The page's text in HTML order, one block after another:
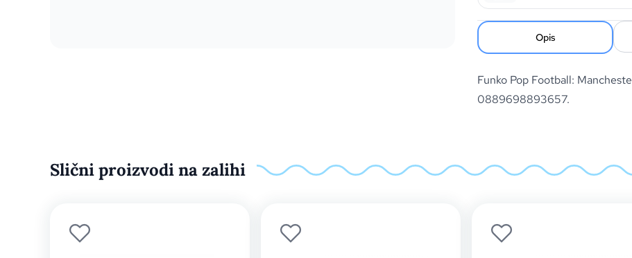
Opis
Funko Pop Football:
0889698893657.
Slični proizvodi na zalihi